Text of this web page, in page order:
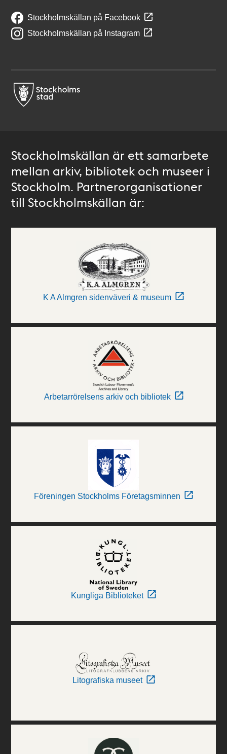
Stockholmskällan på Facebook
Stockholmskällan på Instagram
Stockholmskällan är ett samarbete
mellan arkiv, bibliotek och museer i
Stockholm. Partnerorganisationer
till Stockholmskällan är:
K A Almgren sidenväveri & museum
Arbetarrörelsens arkiv och bibliotek
Föreningen Stockholms Företagsminnen
Kungliga Biblioteket
Litografiska museet